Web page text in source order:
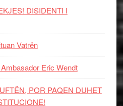
DISIDENTI I
Vatrën
Eric Wendt
POR PAQEN DUHET